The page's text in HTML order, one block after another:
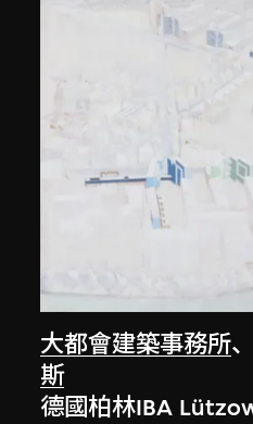
大都會建築事務所
斯
德國柏林IBA